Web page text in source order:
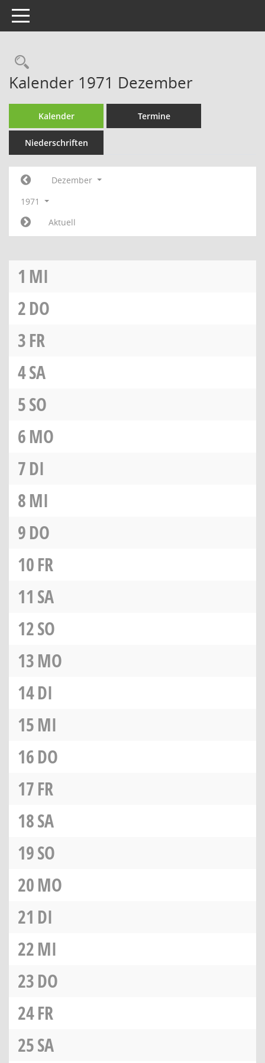
Toggle navigation
Rechercheauswahl
Kalender 1971 Dezember
Kalender Termine
Niederschriften
Dezember
1971
Aktuell
1 MI
2DO
3FR
4SA
5SO
6MO
7DI
8MI
9DO
10FR
11 SA
12SO
13MO
14DI
15MI
16DO
17FR
18SA
19SO
20MO
21 DI
22MI
23DO
24FR
25SA